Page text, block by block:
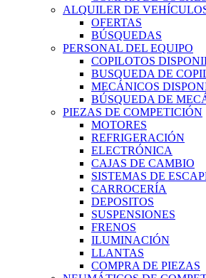
ALQUILER DE
OFERTAS
BÚSQUEDAS
PERSONAL DEL EQUIPO
COPILOTOS
BUSQUEDA DE
MECÁNICOS
BÚSQUEDA DE
PIEZAS DE COMPETICIÓN
MOTORES
REFRIGERACIÓN
ELECTRÓNICA
CAJAS DE CAMBIO
SISTEMAS DE
CARROCERÍA
DEPOSITOS
SUSPENSIONES
FRENOS
ILUMINACIÓN
LLANTAS
COMPRA DE PIEZAS